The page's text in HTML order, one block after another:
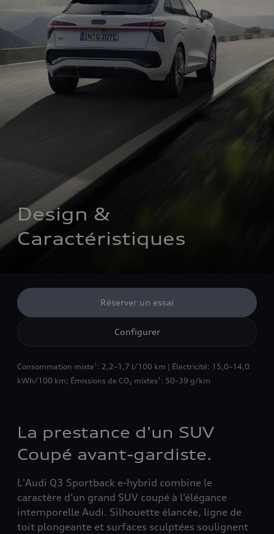
Design &
Caractéristiques
Réserver un essai
Configurer
Consommation mixte 1 : 2,2–1,7 l/100 km | Électricité: 15,0–14,0
kWh/100 km; Émissions de CO₂ mixtes1 : 50–39 g/km
La prestance d'un SUV
Coupé avant-gardiste.
L'Audi Q3 Sportback e-hybrid combine le
caractère d’un grand SUV coupé à l’élégance
intemporelle Audi. Silhouette élancée, ligne de
toit plongeante et surfaces sculptées soulignent